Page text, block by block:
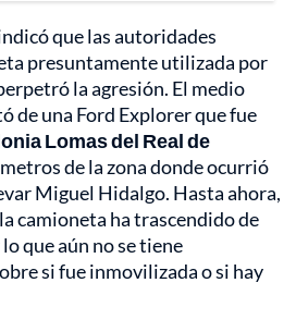
que las autoridades
presuntamente utilizada por
la agresión. El medio
de una Ford Explorer que fue
Lomas del Real de
metros de la zona donde ocurrió
Miguel Hidalgo. Hasta ahora,
camioneta ha trascendido de
que aún no se tiene
si fue inmovilizada o si hay